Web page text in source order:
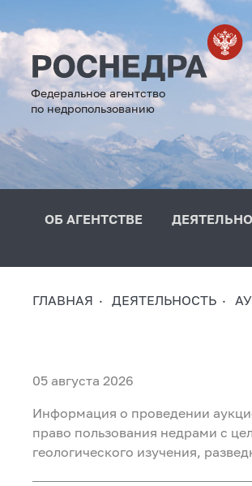
Федеральное агентство
по недропользованию
ОБ АГЕНТСТВЕ
ГЛАВНАЯ ДЕЯТЕЛЬНОСТЬ
05 августа 2026
Информация о проведении
право пользования недрами с
геологического изучения,